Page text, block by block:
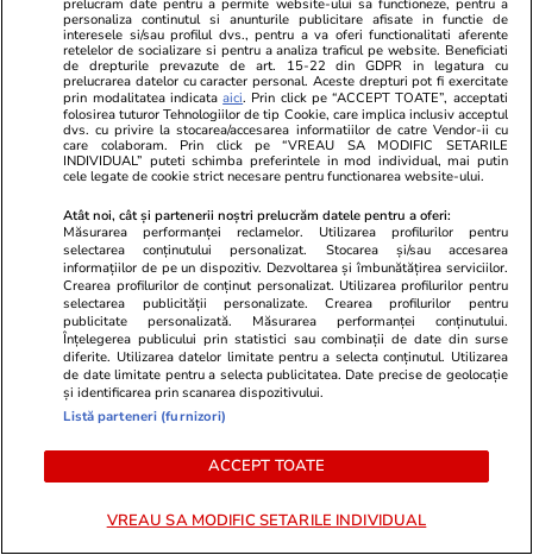
Hotărârea nr. 150/2025.
Emil Gabriel Gavriș alias „Gheboasă” a mai fost
vizat, în 2018, de o anchetă penală pentru loviri
și alte violențe comise alături de alte patru
persoane împotriva unui polițist dar, între timp,
prelucram date pentru a permite website-ului sa functioneze, pentru a
personaliza continutul si anunturile publicitare afisate in functie de
interesele si/sau profilul dvs., pentru a va oferi functionalitati aferente
retelelor de socializare si pentru a analiza traficul pe website. Beneficiati
de drepturile prevazute de art. 15-22 din GDPR in legatura cu
prelucrarea datelor cu caracter personal. Aceste drepturi pot fi exercitate
prin modalitatea indicataaici. Prin click pe “ACCEPT TOATE”, acceptati
folosirea tuturor Tehnologiilor de tip Cookie, care implica inclusiv acceptul
dvs. cu privire la stocarea/accesarea informatiilor de catre Vendor-ii cu
care colaboram. Prin click pe “VREAU SA MODIFIC SETARILE
INDIVIDUAL” puteti schimba preferintele in mod individual, mai putin
cele legate de cookie strict necesare pentru functionarea website-ului.
Atât noi, cât și partenerii noștri prelucrăm datele pentru a oferi:
Măsurarea performanței reclamelor. Utilizarea profilurilor pentru
selectarea conținutului personalizat. Stocarea și/sau accesarea
informațiilor de pe un dispozitiv. Dezvoltarea și îmbunătățirea serviciilor.
Crearea profilurilor de conținut personalizat. Utilizarea profilurilor pentru
selectarea publicității personalizate. Crearea profilurilor pentru
publicitate personalizată. Măsurarea performanței conținutului.
Înțelegerea publicului prin statistici sau combinații de date din surse
diferite. Utilizarea datelor limitate pentru a selecta conținutul. Utilizarea
de date limitate pentru a selecta publicitatea. Date precise de geolocație
și identificarea prin scanarea dispozitivului.
Listă parteneri (furnizori)
ACCEPT TOATE
VREAU SA MODIFIC SETARILE INDIVIDUAL